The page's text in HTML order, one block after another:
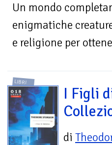
Un mondo
enigmatiche
e religione per
LIBRI
I Figli
di